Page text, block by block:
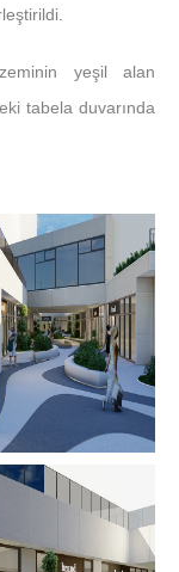
yeşil alan
tabela duvarında